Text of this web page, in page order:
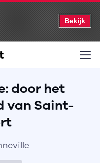
Bekijk
door het
van Saint-